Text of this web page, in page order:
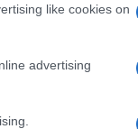
like cookies on
advertising